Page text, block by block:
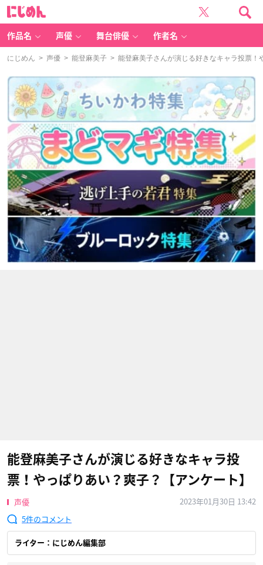
作品名 声優 舞台俳優 作者名
にじめん > 声優 > 能登麻美子 > 能登麻美子さんが演じる好きなキャラ投票！
能登麻美子さんが演じる好きなキャラ投
票！やっぱりあい？爽子？【アンケート】
声優
2023年01月30日 13:42
5
ライター：にじめん編集部